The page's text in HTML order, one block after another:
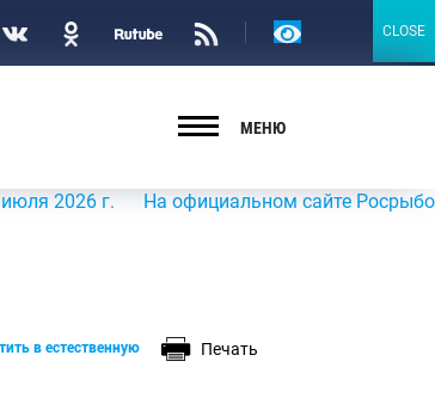
Версия
МЕНЮ
г. На официальном сайте Росрыболовства
в естественную
Печать
CLOSE
CLOSE